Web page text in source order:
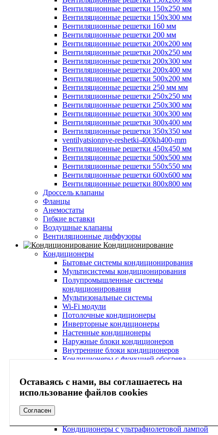
Оставаясь с нами, вы соглашаетесь на
использование файлов cookies
Согласен
Вентиляционные решетки 150х250 мм
Вентиляционные решетки 150х300 мм
Вентиляционные решетки 160 мм
Вентиляционные решетки 200 мм
Вентиляционные решетки 200х200 мм
Вентиляционные решетки 200х250 мм
Вентиляционные решетки 200х300 мм
Вентиляционные решетки 200х400 мм
Вентиляционные решетки 500х200 мм
Вентиляционные решетки 250 мм мм
Вентиляционные решетки 250х250 мм
Вентиляционные решетки 250х300 мм
Вентиляционные решетки 300х300 мм
Вентиляционные решетки 300х400 мм
Вентиляционные решетки 350х350 мм
ventilyatsionnye-reshetki-400kh400-mm
Вентиляционные решетки 450х450 мм
Вентиляционные решетки 500х500 мм
Вентиляционные решетки 550х550 мм
Вентиляционные решетки 600х600 мм
Вентиляционные решетки 800х800 мм
Дроссель клапаны
Фланцы
Анемостаты
Гибкие вставки
Воздушные клапаны
Вентиляционные диффузоры
Кондиционирование
Кондиционеры
Бытовые системы кондиционирования
Мультисистемы кондиционирования
Полупромышленные системы
кондиционирования
Мультизональные системы
Wi-Fi модули
Потолочные кондиционеры
Инверторные кондиционеры
Настенные кондиционеры
Наружные блоки кондиционеров
Внутренние блоки кондиционеров
Кондиционеры с функцией обогрева
Кондиционеры с зимним комплектом
Кондиционеры с системой самоочистки
Кондиционеры с ультрафиолетовой лампой